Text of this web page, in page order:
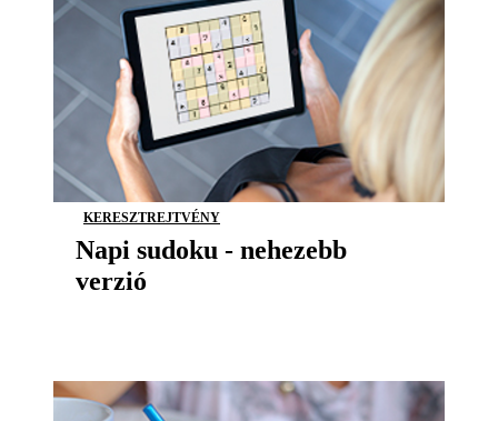
KERESZTREJTVÉNY
Napi sudoku - nehezebb
verzió